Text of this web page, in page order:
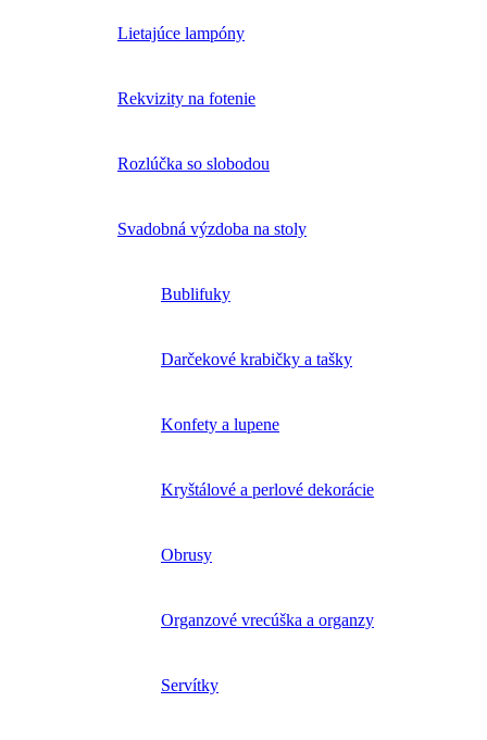
Lietajúce lampóny
Rekvizity na fotenie
Rozlúčka so slobodou
Svadobná výzdoba na stoly
Bublifuky
Darčekové krabičky a tašky
Konfety a lupene
Kryštálové a perlové dekorácie
Obrusy
Organzové vrecúška a organzy
Servítky